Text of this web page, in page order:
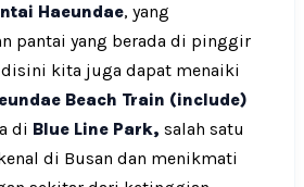
Haeundae, yang
pantai yang berada di pinggir
kita juga dapat menaiki
Beach Train (include)
di Blue Line Park, salah satu
di Busan dan menikmati